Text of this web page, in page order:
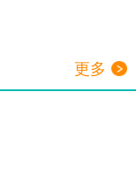
更多